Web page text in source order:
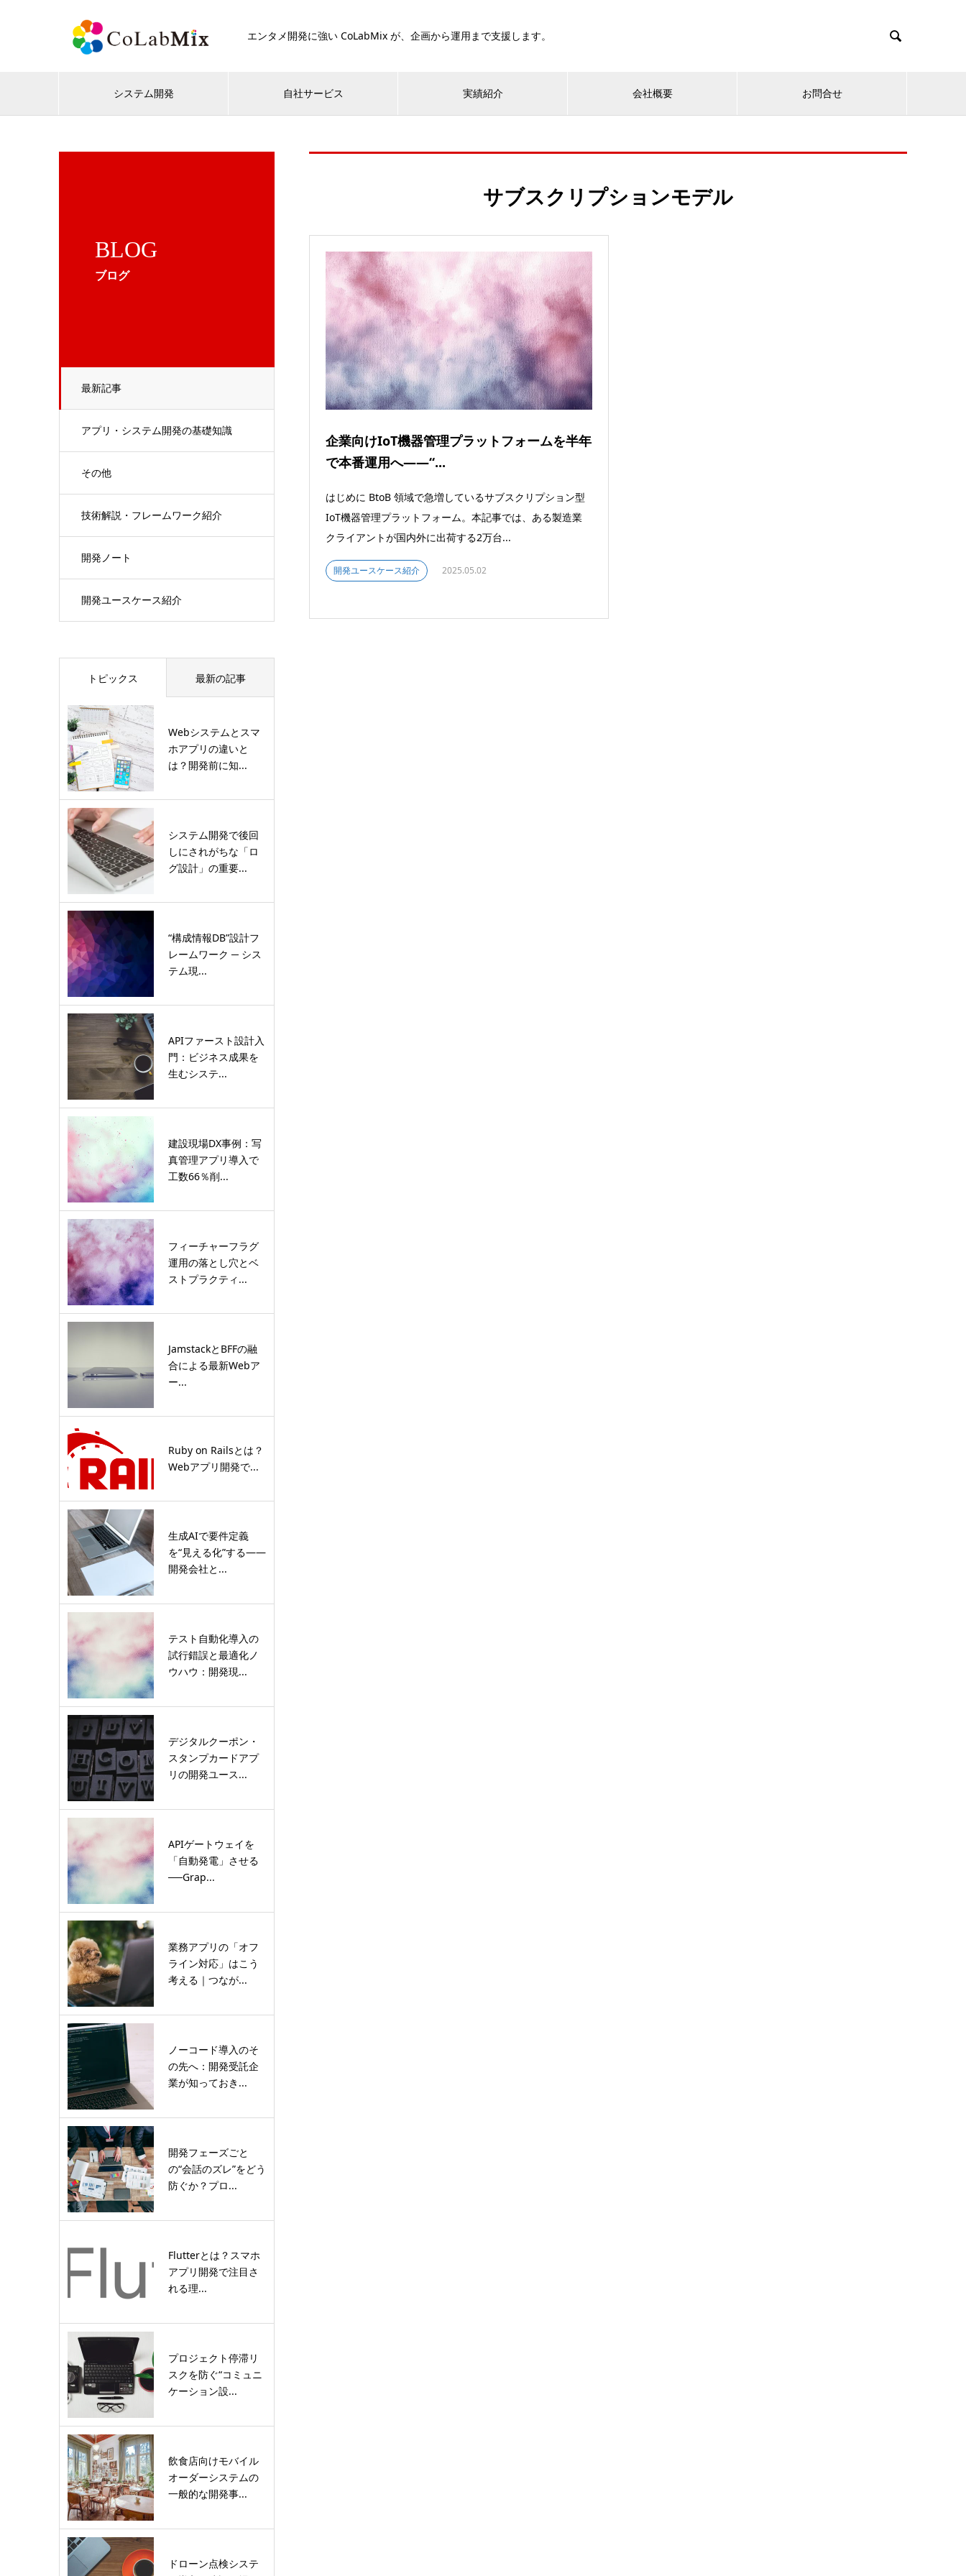
エンタメ開発に強い CoLabMix が、企画から運用まで支援します。 
システム開発 自社サービス 実績紹介 会社概要 お問合せ
BLOG
ブログ
最新記事
アプリ・システム開発の基礎知識
その他
技術解説・フレームワーク紹介
開発ノート
開発ユースケース紹介
サブスクリプションモデル
企業向けIoT機器管理プラットフォームを半年
で本番運用へ――“...
はじめに BtoB 領域で急増しているサブスクリプション型
IoT機器管理プラットフォーム。本記事では、ある製造業
クライアントが国内外に出荷する2万台...
開発ユースケース紹介 2025.05.02
トピックス 最新の記事
Webシステムとスマ
ホアプリの違いと
は？開発前に知...
システム開発で後回
しにされがちな「ロ
グ設計」の重要...
“構成情報DB”設計フ
レームワーク ─ シス
テム現...
APIファースト設計入
門：ビジネス成果を
生むシステ...
建設現場DX事例：写
真管理アプリ導入で
工数66％削...
フィーチャーフラグ
運用の落とし穴とベ
ストプラクティ...
JamstackとBFFの融
合による最新Webア
ー...
Ruby on Railsとは？
Webアプリ開発で...
生成AIで要件定義
を“見える化”する――
開発会社と...
テスト自動化導入の
試行錯誤と最適化ノ
ウハウ：開発現...
デジタルクーポン・
スタンプカードアプ
リの開発ユース...
APIゲートウェイを
「自動発電」させる
──Grap...
業務アプリの「オフ
ライン対応」はこう
考える｜つなが...
ノーコード導入のそ
の先へ：開発受託企
業が知っておき...
開発フェーズごと
の“会話のズレ”をどう
防ぐか？プロ...
Flutterとは？スマホ
アプリ開発で注目さ
れる理...
プロジェクト停滞リ
スクを防ぐ“コミュニ
ケーション設...
飲食店向けモバイル
オーダーシステムの
一般的な開発事...
ドローン点検システ